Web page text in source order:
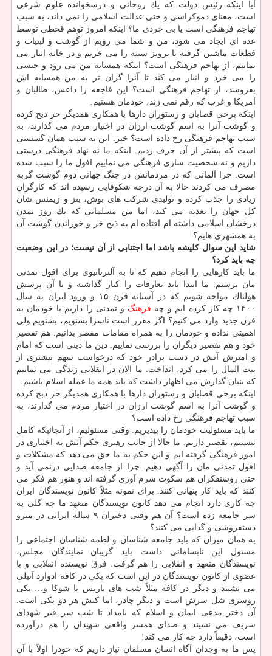
آیا اینكه رئیس دولت كه یك روحانی و درسخوانده علوم شرعی
است، معنای دموكراسی و حتی عدالت اسلامی را نمی داند، به سبب
تهاجم فرهنگی است یا بی خردی ما؟ اینكه امروز توهم قحطی توسط
عده ای ایجاد می شود، من و شما می رویم از گوشت و لبنیات و
قطعات ماشین گرفته تا پروتز سینه را می خریم و در خانه انبار می
نماییم، از تهاجم فرهنگی است؟ اینكه همسایه من می رود و جنسی
را می خرد و انبار می كند تا آنرا گران تر به من همسایه اش
بفروشد، از تهاجم فرهنگی است؟ این فاجعه را داعش، طالبان و
آمریكا و غرب كه رقم نمی زند، خودمان هستیم.
اینكه برخی قصابان و رستوران دارها با همكاری همدیگر خر ذبح كرده
و گوشت آنرا به اسم گوشت ارزان در اختیار مردم می گذارند، به
سبب تهاجم فرهنگی رخ داده است؟ خیر. این به سبب همان گسستی
است كه پیشتر از آن حرف زدیم. اینكه ما نه نهاد فرهنگی درستی
داریم و نه شخصیت سازی فرهنگی می نماییم افول ما را سبب شده
است. چرا آلمانی كه در مردمانش در جنگ جهانی دوم گوشت گربه
مصرف می كردند حالا به آن درجه شكوفایی رسیده اند كه كارگران
زیادی را جذب كرده و تولیدی شركت های بوش، بنز و زیمنس شان
كل جهان را تغذیه می كند، اما من مسلمانی كه یك روز تمدن
درخشان اسلامی داشته ام افتاده ام به ذبح خر و خوراندن گوشت آن
به همشهری هایم؟
شاید این سوال كلیشه باشد اما اجتنابی از آن نیست؛ در این وضعیت
چه باید كرد؟
ما باید كارهایی را انجام دهیم كه تا به آلترناتیوی برای افول تمدنی
مان برسیم. ما ابتدا باید تعارفات را كنار گذاشته و با آن پرسش
هولناك مواجه شویم كه در آستانه قرن ۱۵ و ورود ایران به سال
۱۴۰۰ چه كار كرده ایم و چه
فرهنگ و تمدنی را داریم با خودمان به
قرن جدید وارد می كنیم؟ اگر مقرر است ناسزا بشنویم، بشنویم ولی
اهمیتی نداده و خودمان را به همراه مقامات مقصر بدانیم. هم تقصیر
خود و هم تقصیر دیگران را بررسی نماییم. دین ما دینی است كه امام
و امیرش آتش در دست برادر خود كه درخواست سهم بیشتری از
بیت المال را می كرد، انداخت. ما الان در انقلابی زندگی می نماییم
كه بنیان گذارش می اظهار داشت كه باید همه ما عمله اسلام باشیم.
اینكه برخی قصابان و رستوران دارها با همكاری همدیگر خر ذبح كرده
و گوشت آنرا به اسم گوشت ارزان در اختیار مردم می گذارند، به
سبب تهاجم فرهنگی رخ داده است؟
ما باید مسئولیت خودمان را بپذیریم. وقتی مسئولیم، از آنجائیكه كامل
نیستیم، تقصیر داریم. ما حالا از جانب رهبری حكم آتش به اختیاری در
امور فرهنگی گرفته ایم و این حكم به ما حق می دهد كه مشكلات و
افول تمدنی مان را آگهی دهیم. چرا از جامعه صدایی درنمی آید و
حتی روشنفكران هم سكوت شرم آوری گرفته اند و هنوز هم فكر می
كنند كه باید كار پنهانی كنند. برای نمونه مثلاً كانون نویسندگان ایران
چه كاری دارد انجام می دهد كانون نویسندگان متعهد ما چه گلی به
سر جامعه زده است؟ آن هم وقتی دختران ۹ ساله ایرانی در مترو
دستفروشی و گدایی می كنند؟
به همان میزان كه باید جامعه شناسان و لطمه شناسان اجتماعی را
مسئول این نابسامانی داشت باید گریبان نمایندگان مجلس،
نویسندگان متعهد و انقلابی را هم گرفت. فرق نویسنده انقلابی و با
عضوی از كانون نویسندگان در این است كه یكی در كافه ادوارد آنیلی
می نشیند و دیگر در كافه مثلاً شب های پاریس یا شوكا و… یكی
روسری شل سرش است و دیگر چادر، اما كنش هر دو یكی است.
آن دختر مدعی ایمان و اسلام كه بامداد تا شب سر قبر شهدای
شریف می نشیند و صدای همسر واقعی شهیدان را هم درآورده
است، دقیقاً دارد چه كار می كند!
پس ما به وجدان آگاه انسان مسلمان نیاز داریم كه خودرا اولاً با آن